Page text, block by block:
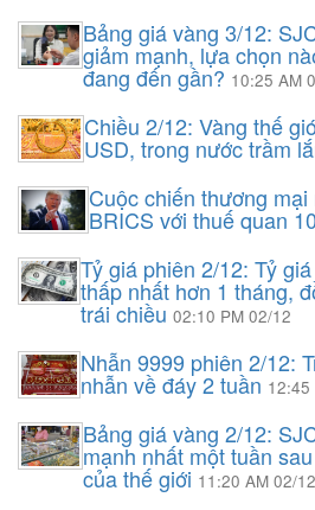
Bảng giá vàng 3/12:
giảm mạnh, lựa chọn
đang đến gần? 10:25 AM
Chiều 2/12: Vàng thế
USD, trong nước trầm
Cuộc chiến thương
BRICS với thuế quan
Tỷ giá phiên 2/12: Tỷ
thấp nhất hơn 1 tháng,
trái chiều 02:10 PM 02/12
Nhẫn 9999 phiên 2/12:
nhẫn về đáy 2 tuần 12:45
Bảng giá vàng 2/12:
mạnh nhất một tuần
của thế giới 11:20 AM 02/12